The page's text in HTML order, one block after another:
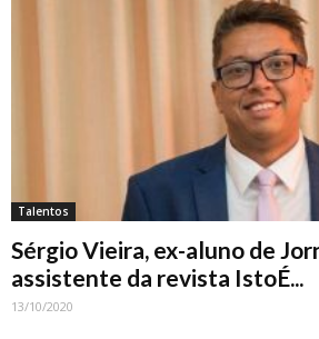
Talentos
Sérgio Vieira, ex-aluno de
assistente da revista IstoÉ...
13/10/2020